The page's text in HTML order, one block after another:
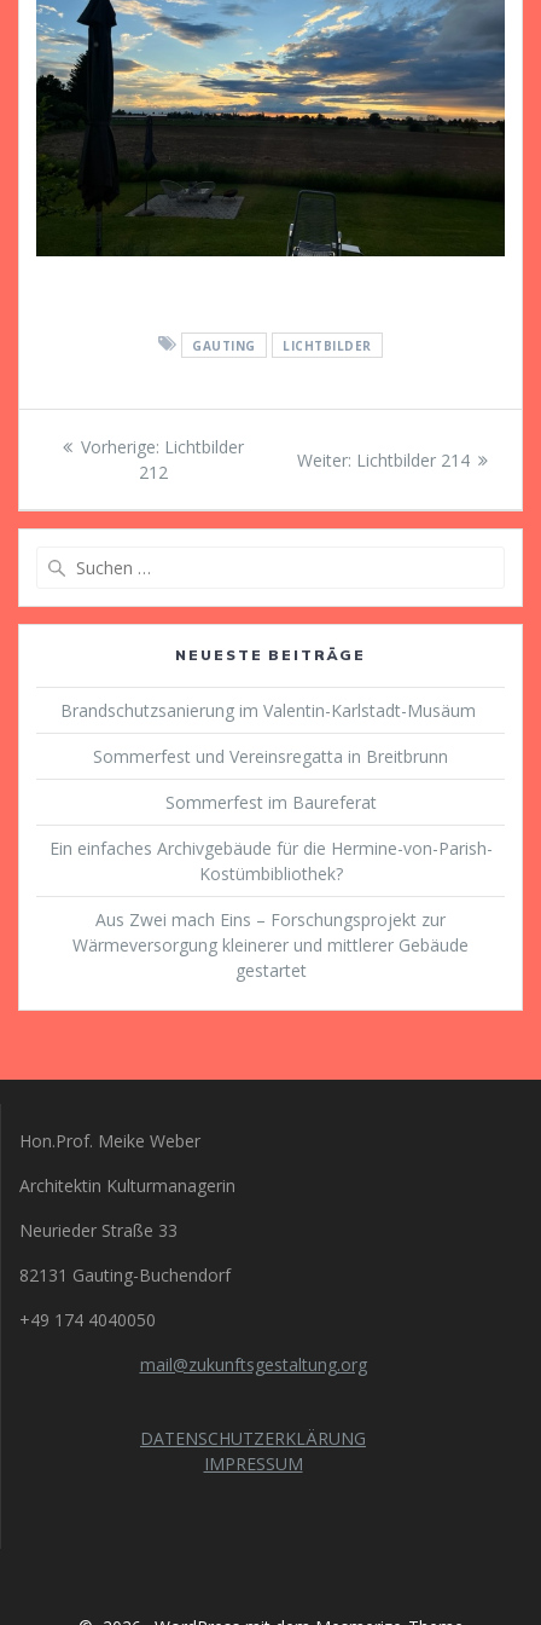
GAUTING LICHTBILDER
Beitragsnavigation
Vorherige: Vorheriger
Beitrag:
Lichtbilder
212
Weiter: Nächster
Lichtbilder 214
NEUESTE BEITRÄGE
Brandschutzsanierung im Valentin-Karlstadt-Musäum
Sommerfest und Vereinsregatta in Breitbrunn
Sommerfest im Baureferat
Ein einfaches Archivgebäude für die Hermine-von-Parish-
Kostümbibliothek?
Aus Zwei mach Eins – Forschungsprojekt zur
Wärmeversorgung kleinerer und mittlerer Gebäude
gestartet
Hon.Prof. Meike Weber
Architektin Kulturmanagerin
Neurieder Straße 33
82131 Gauting-Buchendorf
+49 174 4040050
mail@zukunftsgestaltung.org
DATENSCHUTZERKLÄRUNG
IMPRESSUM